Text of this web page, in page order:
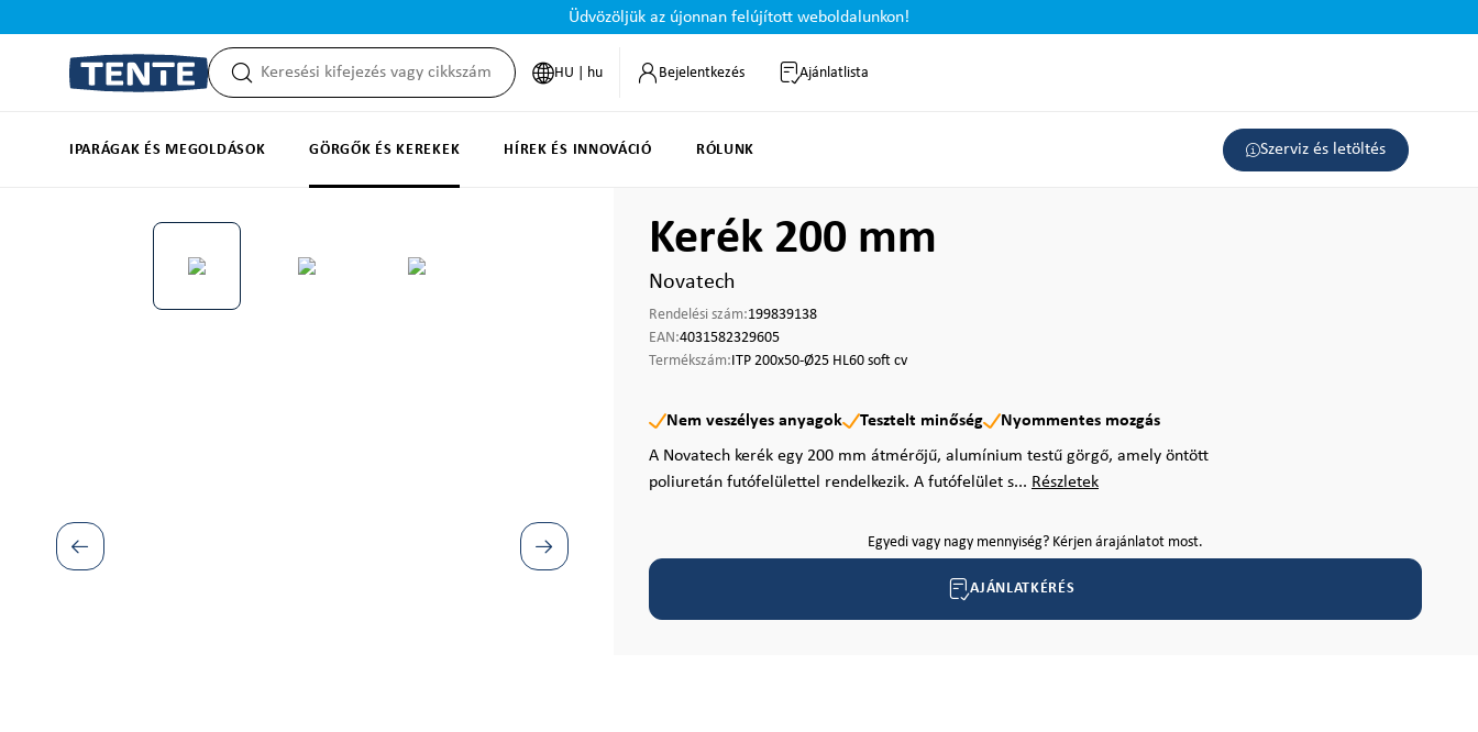
Üdvözöljük az újonnan felújított weboldalunkon!
HU | hu Bejelentkezés Ajánlatlista
IPARÁGAK ÉS MEGOLDÁSOK GÖRGŐK ÉS KEREKEK HÍREK ÉS INNOVÁCIÓ RÓLUNK Szerviz és letöltés
Képgaléria kihagyása Kerék 200 mm
Novatech
Rendelési szám:199839138
EAN:4031582329605
Termékszám:ITP 200x50-Ø25 HL60 soft cv
Nem veszélyes anyagok Tesztelt minőség
Nyommentes mozgás
A Novatech kerék egy 200 mm átmérőjű, alumínium testű görgő, amely öntött
poliuretán futófelülettel rendelkezik. A futófelület s... Részletek
Egyedi vagy nagy mennyiség? Kérjen árajánlatot most.
AJÁNLATKÉRÉS